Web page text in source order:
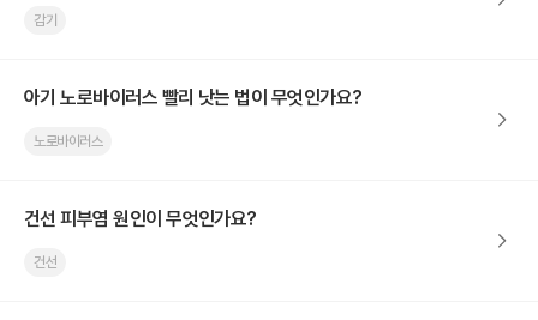
감기
아기 노로바이러스 빨리 낫는 법이 무엇인가요?
노로바이러스
건선 피부염 원인이 무엇인가요?
건선